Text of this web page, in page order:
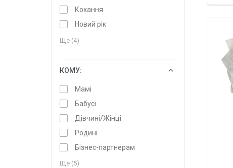
Кохання
Новий рік
Ще (4)
КОМУ:
Мамі
Бабусі
Дівчині/Жінці
Родині
Бізнес-партнерам
Ще (5)